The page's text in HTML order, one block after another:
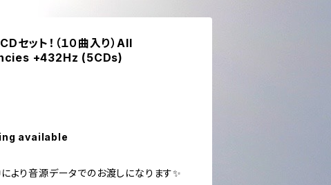
セット！（１０曲入り）All
+432Hz (5CDs)
available
より音源データでのお渡しになります✨